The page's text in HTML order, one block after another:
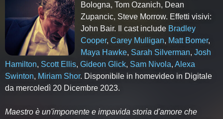
Bologna, Tom Ozanich, Dean
Zupancic, Steve Morrow. Effetti visivi:
John Bair. Il cast include Bradley
Cooper,Carey Mulligan, Matt Bomer,
Maya Hawke, Sarah Silverman,Josh
Hamilton, Scott Ellis, Gideon Glick, Sam Nivola, Alexa
Swinton, Miriam Shor. Disponibile in homevideo in Digitale
da mercoledì 20 Dicembre 2023.
Maestro è un'imponente e impavida storia d'amore che